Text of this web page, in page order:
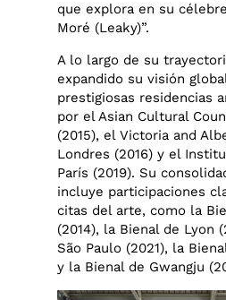
que explora en su
Moré (Leaky)”.
A lo largo de su
expandido su visión
prestigiosas residencias
por el Asian Cultural
(2015), el Victoria and
Londres (2016) y el
París (2019). Su
incluye participaciones
citas del arte, como la
(2014), la Bienal de Lyon
São Paulo (2021), la
y la Bienal de Gwangju